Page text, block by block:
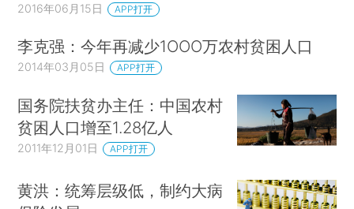
2016年06月15日 APP打开
李克强：今年再减少1OOO万农村贫困人口
2014年03月05日 APP打开
国务院扶贫办主任：中国农村
贫困人口增至1.28亿人
2011年12月01日 APP打开
黄洪：统筹层级低，制约大病